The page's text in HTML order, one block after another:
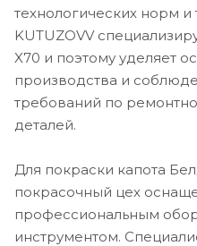
технологических норм
KUTUZOVV
X70 и поэтому уделяет
производства и
требований по
деталей.
Для покраски капота
покрасочный цех
профессиональным
инструментом.